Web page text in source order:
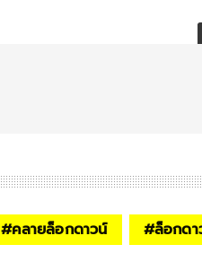
#คลายล็อกดาวน์ #ล็อกดา